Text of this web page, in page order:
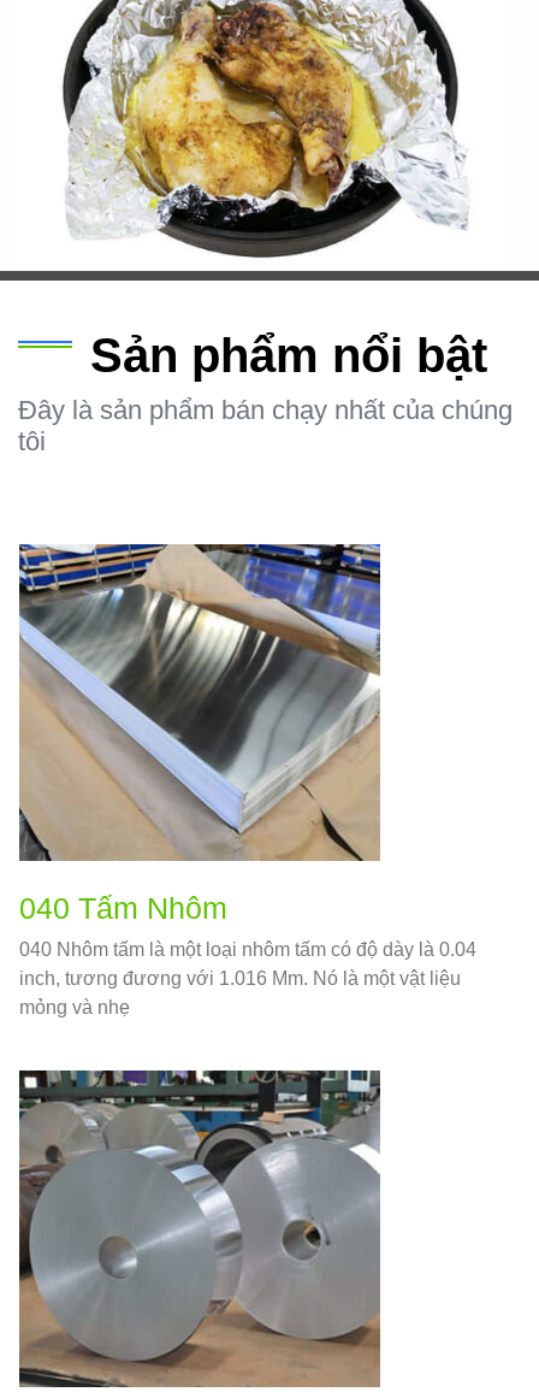
Sản phẩm nổi bật
Đây là sản phẩm bán chạy nhất của chúng
tôi
040 Tấm Nhôm
040 Nhôm tấm là một loại nhôm tấm có độ dày là 0.04
inch, tương đương với 1.016 Mm. Nó là một vật liệu
mỏng và nhẹ